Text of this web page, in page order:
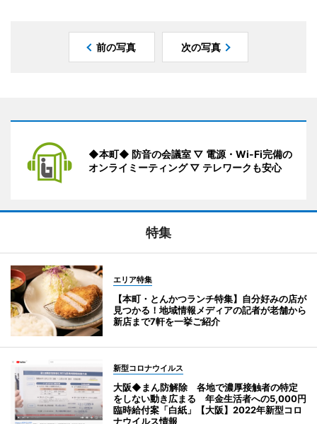
前の写真 次の写真
◆本町◆ 防音の会議室 ▽ 電源・Wi-Fi完備の
オンライミーティング ▽ テレワークも安心
特集
エリア特集
【本町・とんかつランチ特集】自分好みの店が
見つかる！地域情報メディアの記者が老舗から
新店まで7軒を一挙ご紹介
新型コロナウイルス
大阪◆まん防解除 各地で濃厚接触者の特定
をしない動き広まる 年金生活者への5,000円
臨時給付案「白紙」【大阪】2022年新型コロ
ナウイルス情報